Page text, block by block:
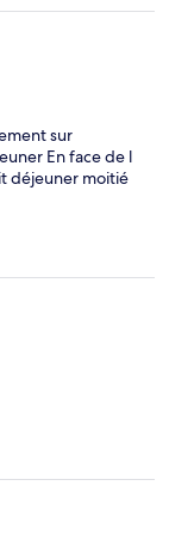
sur
En face de l
déjeuner moitié